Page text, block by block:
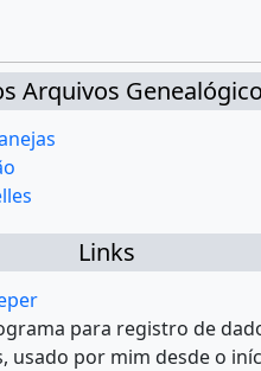
Arquivos
Links
para registro de
usado por mim desde o